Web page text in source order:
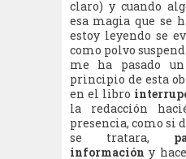
claro) y cuando
esa magia que se
estoy leyendo se
como polvo
me ha pasado
principio de esta
en el libro
la redacción
presencia, como si
se tratara,
información y